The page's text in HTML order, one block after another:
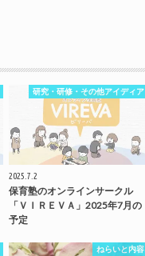
研究・研修・その他アイディア
2025.7.2
保育塾のオンラインサークル
「ＶＩＲＥＶＡ」2025年7月の
予定
ねらいと内容